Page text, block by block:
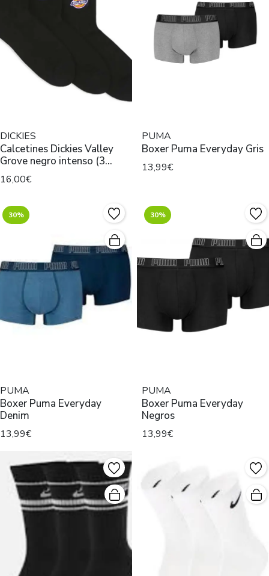
DICKIES
Calcetines Dickies Valley
Grove negro intenso (3
pares)
16,00€
PUMA
Boxer Puma Everyday Gris
13,99€
30%
PUMA
Boxer Puma Everyday
Denim
13,99€
30%
PUMA
Boxer Puma Everyday
Negros
13,99€